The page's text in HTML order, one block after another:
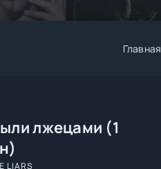
Главная
лжецами (1
LIARS